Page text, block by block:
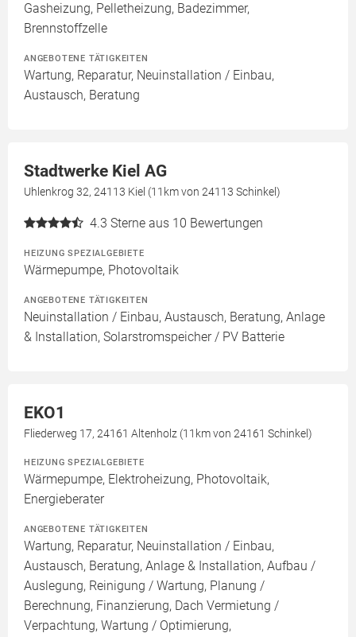
Gasheizung, Pelletheizung, Badezimmer,
Brennstoffzelle
ANGEBOTENE TÄTIGKEITEN
Wartung, Reparatur, Neuinstallation / Einbau,
Austausch, Beratung
Stadtwerke Kiel AG
Uhlenkrog 32, 24113 Kiel (11km von 24113 Schinkel)
4.3 Sterne aus 10 Bewertungen
HEIZUNG SPEZIALGEBIETE
Wärmepumpe, Photovoltaik
ANGEBOTENE TÄTIGKEITEN
Neuinstallation / Einbau, Austausch, Beratung, Anlage
& Installation, Solarstromspeicher / PV Batterie
EKO1
Fliederweg 17, 24161 Altenholz (11km von 24161 Schinkel)
HEIZUNG SPEZIALGEBIETE
Wärmepumpe, Elektroheizung, Photovoltaik,
Energieberater
ANGEBOTENE TÄTIGKEITEN
Wartung, Reparatur, Neuinstallation / Einbau,
Austausch, Beratung, Anlage & Installation, Aufbau /
Auslegung, Reinigung / Wartung, Planung /
Berechnung, Finanzierung, Dach Vermietung /
Verpachtung, Wartung / Optimierung,